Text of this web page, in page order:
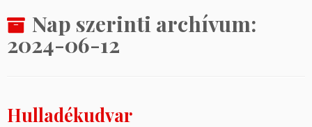
Nap szerinti archívum:
2024-06-12
Hulladékudvar